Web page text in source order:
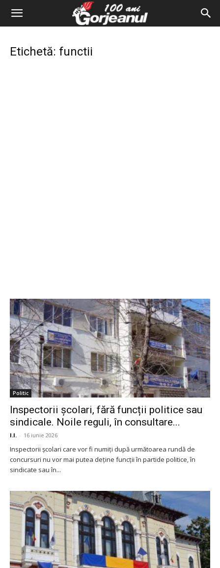
Etichetă: functii
Politic
Inspectorii școlari, fără funcții politice sau
sindicale. Noile reguli, în consultare...
I.I. - 16 iunie 2026
Inspectorii școlari care vor fi numiți după următoarea rundă de
concursuri nu vor mai putea deține funcții în partide politice, în
sindicate sau în...